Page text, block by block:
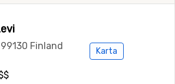
Finland Karta